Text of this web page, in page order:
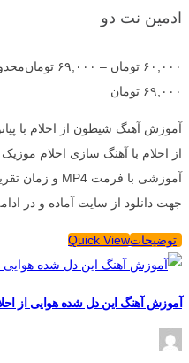
ادمین نت دو
۶۰,۰۰۰ تومان – ۶۹,۰۰۰ تومان
۶۹,۰۰۰ تومان
آموزش آهنگ شیطون از احلام با
از احلام با آهنگ سازی احلام
جهت دانلود از سایت آماده و در
توضیحاتQuick View
آموزش آهنگ این دل شده هوایی از احلام